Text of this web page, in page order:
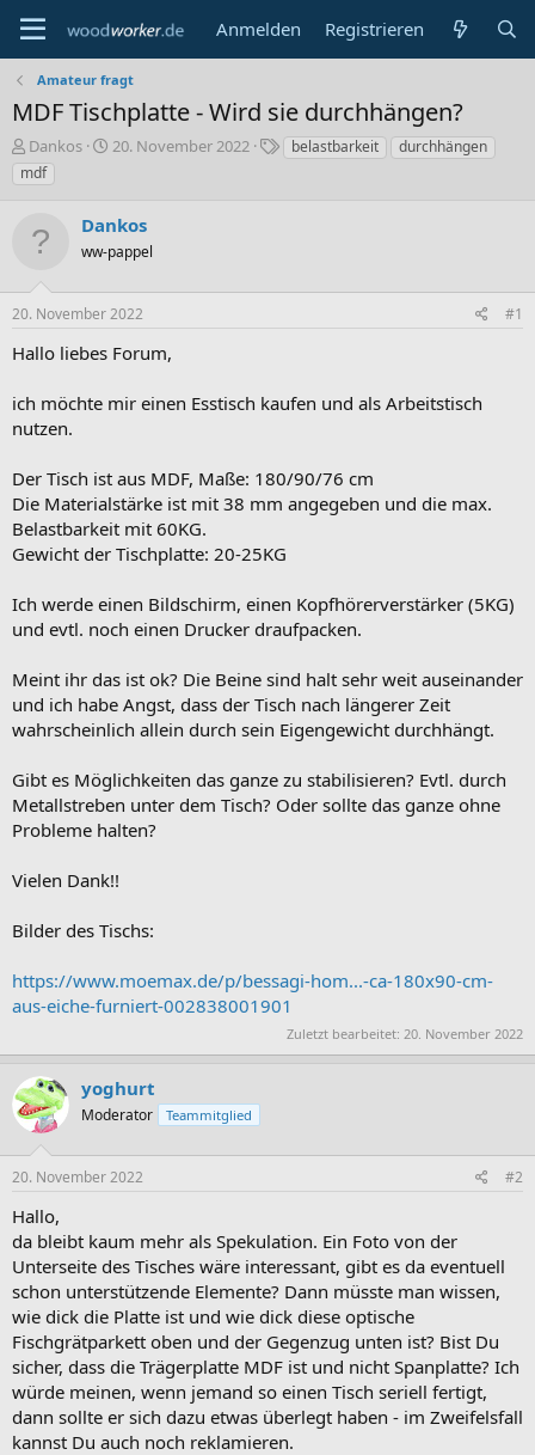
Anmelden Registrieren
Amateur fragt
MDF Tischplatte - Wird sie durchhängen?
E
r
s
e
e
r
Dankos
E
e
l
t
a
20. November 2022
S
o
belastbarkeit
durchhängen
mdf
Dankos
ww-pappel
20. November 2022 #1
Hallo liebes Forum,
ich möchte mir einen Esstisch kaufen und als Arbeitstisch
nutzen.
Der Tisch ist aus MDF, Maße: 180/90/76 cm
Die Materialstärke ist mit 38 mm angegeben und die max.
Belastbarkeit mit 60KG.
Gewicht der Tischplatte: 20-25KG
Ich werde einen Bildschirm, einen Kopfhörerverstärker (5KG)
und evtl. noch einen Drucker draufpacken.
Meint ihr das ist ok? Die Beine sind halt sehr weit auseinander
und ich habe Angst, dass der Tisch nach längerer Zeit
wahrscheinlich allein durch sein Eigengewicht durchhängt.
Gibt es Möglichkeiten das ganze zu stabilisieren? Evtl. durch
Metallstreben unter dem Tisch? Oder sollte das ganze ohne
Probleme halten?
Vielen Dank!!
Bilder des Tischs:
https://www.moemax.de/p/bessagi-hom...-ca-180x90-cm-
aus-eiche-furniert-002838001901
Zuletzt bearbeitet: 20. November 2022
yoghurt
Moderator Teammitglied
20. November 2022 #2
Hallo,
da bleibt kaum mehr als Spekulation. Ein Foto von der
Unterseite des Tisches wäre interessant, gibt es da eventuell
schon unterstützende Elemente? Dann müsste man wissen,
wie dick die Platte ist und wie dick diese optische
Fischgrätparkett oben und der Gegenzug unten ist? Bist Du
sicher, dass die Trägerplatte MDF ist und nicht Spanplatte? Ich
würde meinen, wenn jemand so einen Tisch seriell fertigt,
dann sollte er sich dazu etwas überlegt haben - im Zweifelsfall
kannst Du auch noch reklamieren.